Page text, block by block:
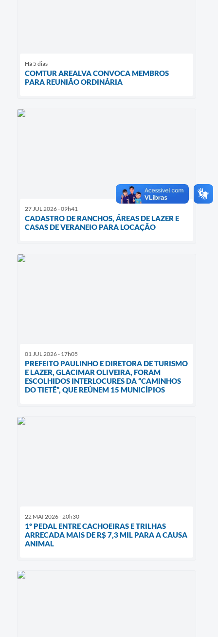
Há 5 dias
COMTUR AREALVA CONVOCA MEMBROS
PARA REUNIÃO ORDINÁRIA
27 JUL 2026 - 09h41
CADASTRO DE RANCHOS, ÁREAS DE LAZER E
CASAS DE VERANEIO PARA LOCAÇÃO
01 JUL 2026 - 17h05
PREFEITO PAULINHO E DIRETORA DE TURISMO
E LAZER, GLACIMAR OLIVEIRA, FORAM
ESCOLHIDOS INTERLOCURES DA “CAMINHOS
DO TIETÊ”, QUE REÚNEM 15 MUNICÍPIOS
22 MAI 2026 - 20h30
1º PEDAL ENTRE CACHOEIRAS E TRILHAS
ARRECADA MAIS DE R$ 7,3 MIL PARA A CAUSA
ANIMAL